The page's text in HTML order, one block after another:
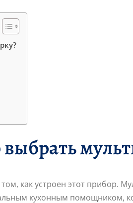
как устроен этот прибор.
кухонным помощником,